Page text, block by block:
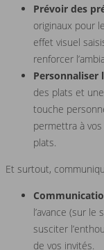
Prévoir des
originaux pour
effet visuel
renforcer
Personnaliser
des plats et
touche
permettra à
plats.
Et surtout,
l’avance (sur
susciter
de vos invités.